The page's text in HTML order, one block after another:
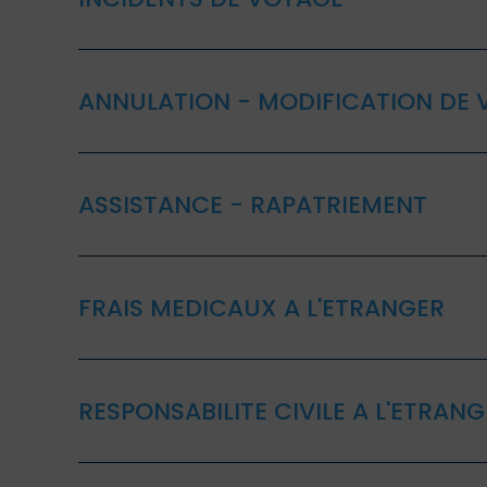
ANNULATION - MODIFICATION DE
ASSISTANCE - RAPATRIEMENT
FRAIS MEDICAUX A L'ETRANGER
RESPONSABILITE CIVILE A